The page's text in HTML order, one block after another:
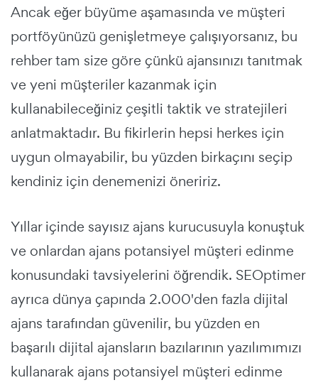
Ancak eğer büyüme aşamasında ve müşteri
portföyünüzü genişletmeye çalışıyorsanız, bu
rehber tam size göre çünkü ajansınızı tanıtmak
ve yeni müşteriler kazanmak için
kullanabileceğiniz çeşitli taktik ve stratejileri
anlatmaktadır. Bu fikirlerin hepsi herkes için
uygun olmayabilir, bu yüzden birkaçını seçip
kendiniz için denemenizi öneririz.
Yıllar içinde sayısız ajans kurucusuyla konuştuk
ve onlardan ajans potansiyel müşteri edinme
konusundaki tavsiyelerini öğrendik. SEOptimer
ayrıca dünya çapında 2.000'den fazla dijital
ajans tarafından güvenilir, bu yüzden en
başarılı dijital ajansların bazılarının yazılımımızı
kullanarak ajans potansiyel müşteri edinme